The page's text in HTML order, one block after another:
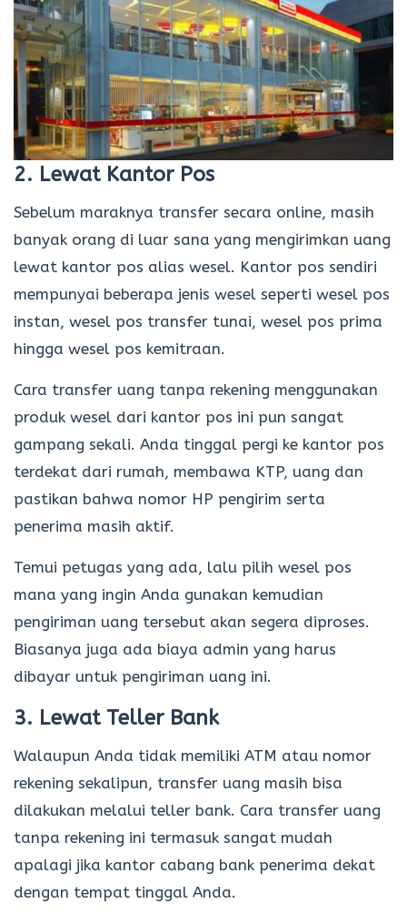
2. Lewat Kantor Pos
Sebelum maraknya transfer secara online, masih
banyak orang di luar sana yang mengirimkan uang
lewat kantor pos alias wesel. Kantor pos sendiri
mempunyai beberapa jenis wesel seperti wesel pos
instan, wesel pos transfer tunai, wesel pos prima
hingga wesel pos kemitraan.
Cara transfer uang tanpa rekening menggunakan
produk wesel dari kantor pos ini pun sangat
gampang sekali. Anda tinggal pergi ke kantor pos
terdekat dari rumah, membawa KTP, uang dan
pastikan bahwa nomor HP pengirim serta
penerima masih aktif.
Temui petugas yang ada, lalu pilih wesel pos
mana yang ingin Anda gunakan kemudian
pengiriman uang tersebut akan segera diproses.
Biasanya juga ada biaya admin yang harus
dibayar untuk pengiriman uang ini.
3. Lewat Teller Bank
Walaupun Anda tidak memiliki ATM atau nomor
rekening sekalipun, transfer uang masih bisa
dilakukan melalui teller bank. Cara transfer uang
tanpa rekening ini termasuk sangat mudah
apalagi jika kantor cabang bank penerima dekat
dengan tempat tinggal Anda.